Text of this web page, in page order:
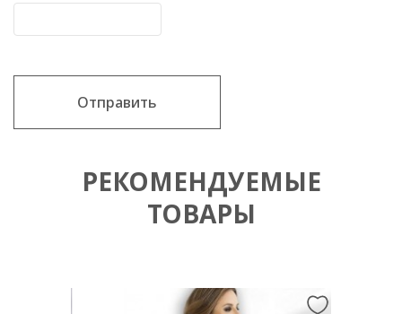
Отправить
РЕКОМЕНДУЕМЫЕ
ТОВАРЫ